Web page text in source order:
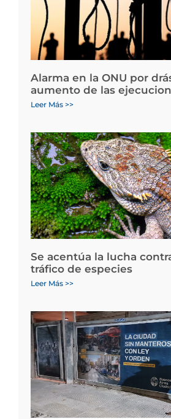
Alarma en la ONU por
aumento de las
Leer Más >>
Se acentúa la lucha
tráfico de especies
Leer Más >>